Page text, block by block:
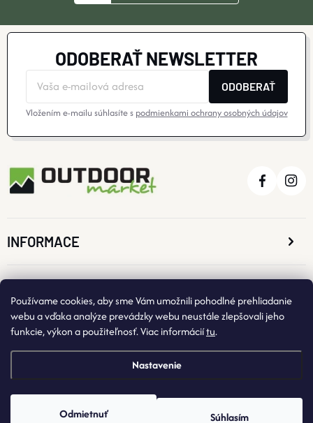
Používame cookies, aby sme Vám umožnili pohodlné prehliadanie
webu a vďaka analýze prevádzky webu neustále zlepšovali jeho
funkcie, výkon a použiteľnosť. Viac informáciítu.
Nastavenie
Odmietnuť Súhlasím
Obchodné podmienky
Veľkostné tabuľky
Výmena a vrátenie
Reklamácie
Zľavové kódy Moja objednávka
ODOBERAŤ NEWSLETTER
ODOBERAŤ
Vložením e-mailu súhlasíte s podmienkami ochrany osobných údajov
INFORMACE
KONTAKTNÉ ÚDAJE